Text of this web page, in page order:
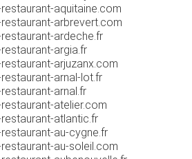
aquitaine.com
arbrevert.com
ardeche.fr
argia.fr
arjuzanx.com
arnal-lot.fr
arnal.fr
atelier.com
atlantic.fr
au-cygne.fr
au-soleil.com